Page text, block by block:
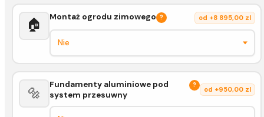
🏠 Montaż ogrodu zimowego ? od +8 895,00 zl
🔩
Fundamenty aluminiowe pod
system przesuwny
?
od +950,00 zl